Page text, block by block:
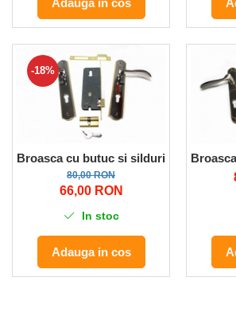
-18%
Broasca cu butuc si silduri L31 BN-GP
80,00 RON
66,00 RON
In stoc
Adauga in cos